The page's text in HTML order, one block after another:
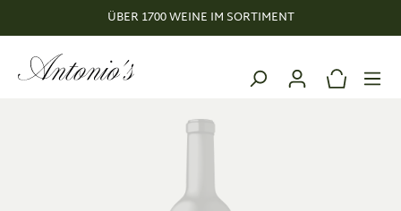
ÜBER 1700 WEINE IM SORTIMENT